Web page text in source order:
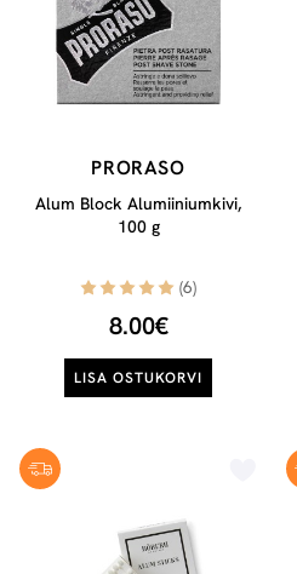
PRORASO
Alum Block Alumiiniumkivi,
100 g
(6)
8.00€
LISA OSTUKORVI